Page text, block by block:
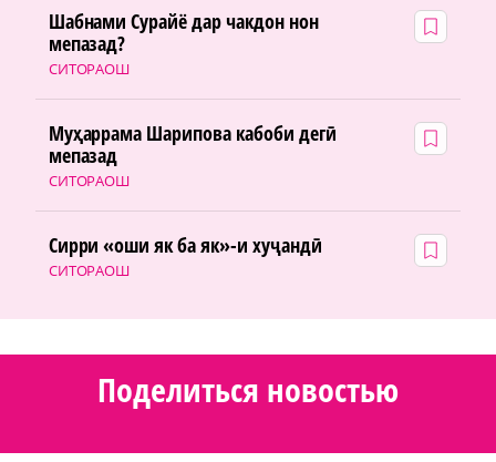
СИТОРАОШ
Шабнами Сурайё дар чакдон нон
мепазад?
СИТОРАОШ
Муҳаррама Шарипова кабоби дегӣ
мепазад
СИТОРАОШ
Сирри «оши як ба як»-и хуҷандӣ
Поделиться новостью